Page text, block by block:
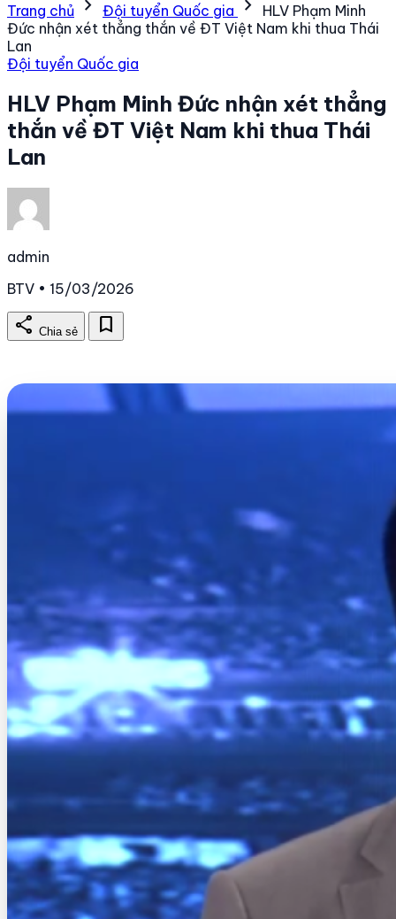
Trang chủ chevron_right Đội tuyển Quốc gia chevron_right
HLV Phạm Minh
Đức nhận xét thẳng thắn về ĐT Việt Nam khi thua Thái
Lan
Đội tuyển Quốc gia
HLV Phạm Minh Đức nhận xét thẳng
thắn về ĐT Việt Nam khi thua Thái
Lan
admin
BTV • 15/03/2026
share Chia sẻ bookmark